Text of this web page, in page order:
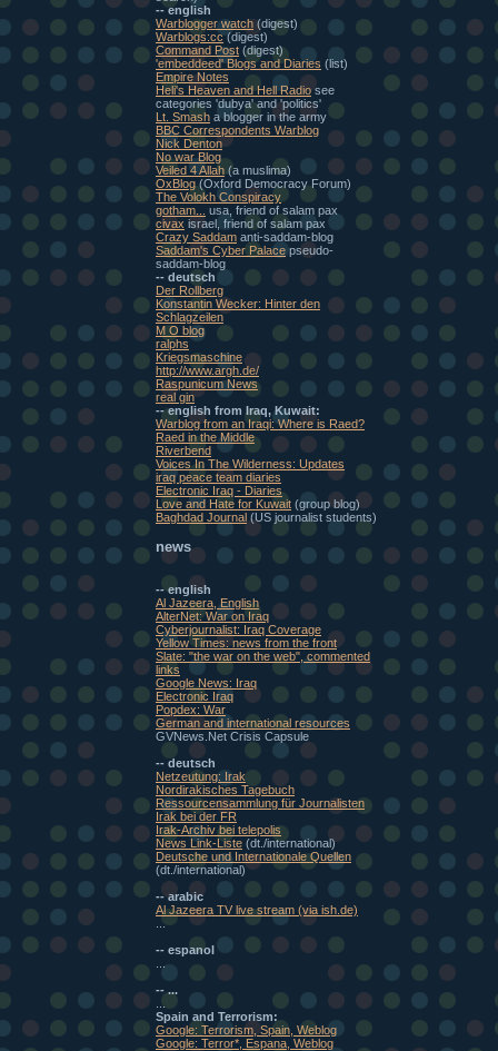
-- english
Warblogger watch(digest)
Warblogs:cc (digest)
Command Post (digest)
'embeddeed' Blogs and Diaries (list)
Empire Notes
Heli's Heaven and Hell Radiosee
categories 'dubya' and 'politics'
Lt. Smash a blogger in the army
BBC Correspondents Warblog
Nick Denton
No war Blog
Veiled 4 Allah (a muslima)
OxBlog (Oxford Democracy Forum)
The Volokh Conspiracy
gotham...
usa, friend of salam pax
civax israel, friend of salam pax
Crazy Saddam anti-saddam-blog
Saddam's Cyber Palace pseudo-
saddam-blog
-- deutsch
Der Rollberg
Konstantin Wecker: Hinter den
Schlagzeilen
M O blog
ralphs
Kriegsmaschine
http://www.argh.de/
Raspunicum News
real gin
-- english from Iraq, Kuwait:
Warblog from an Iraqi: Where is Raed?
Raed in the Middle
Riverbend
Voices In The Wilderness: Updates
iraq peace team diaries
Electronic Iraq - Diaries
Love and Hate for Kuwait (group blog)
Baghdad Journal (US journalist students)
news
-- english
Al Jazeera, English
AlterNet: War on Iraq
Cyberjournalist: Iraq Coverage
Yellow Times: news from the front
Slate: "the war on the web", commented
links
Google News: Iraq
Electronic Iraq
Popdex: War
German and international resources
GVNews.Net Crisis Capsule
-- deutsch
Netzeutung: Irak
Nordirakisches Tagebuch
Ressourcensammlung für Journalisten
Irak bei der FR
Irak-Archiv bei telepolis
News Link-Liste (dt./international)
Deutsche und Internationale Quellen
(dt./international)
-- arabic
Al Jazeera TV live stream (via ish.de)
-- espanol
-- ...
Spain and Terrorism:
Google: Terrorism, Spain, Weblog
Google: Terror*, Espana, Weblog